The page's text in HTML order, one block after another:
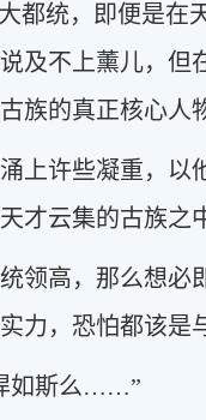
都统，即便是在
及不上薰儿，
族的真正核心人
上许些凝重，
才云集的古族
领高，那么想
力，恐怕都该是
如斯么……”